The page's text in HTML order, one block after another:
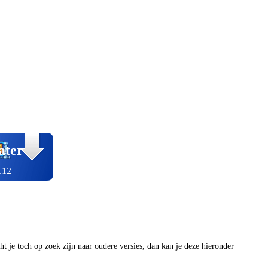
je toch op zoek zijn naar oudere versies, dan kan je deze hieronder